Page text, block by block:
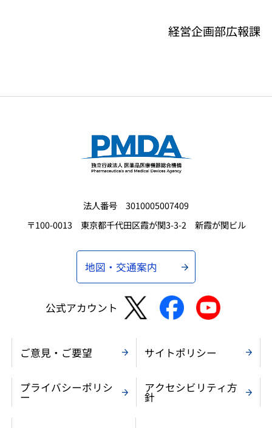
経営企画部広報課
法人番号 3010005007409
〒100-0013 東京都千代田区霞が関3-3-2 新霞が関ビル
地図・交通案内
公式アカウント
ご意見・ご要望 サイトポリシー
プライバシーポリシ
ー
アクセシビリティ方
針